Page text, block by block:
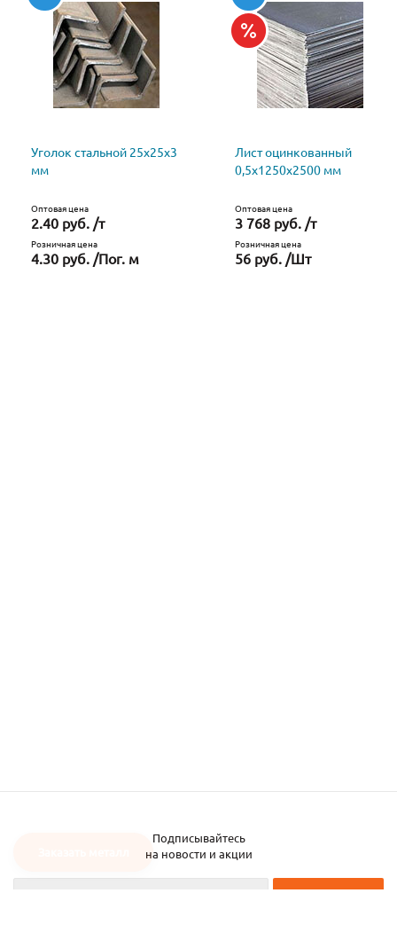
Уголок стальной 25х25х3
мм
Оптовая цена
2.40 руб. /т
Розничная цена
4.30 руб. /Пог. м
Лист оцинкованный
0,5х1250х2500 мм
Оптовая цена
3 768 руб. /т
Розничная цена
56 руб. /Шт
Подписывайтесь
на новости и акции